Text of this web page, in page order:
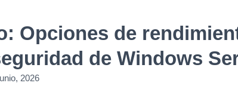
Opciones de
de Windows
2026